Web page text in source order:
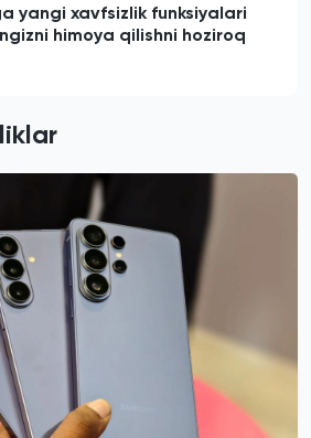
yangi xavfsizlik funksiyalari
himoya qilishni hoziroq